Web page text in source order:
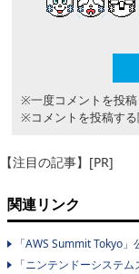
※一度コメントを投
※コメントを投稿する
【注目の記事】[PR]
関連リンク
「AWS Summit Tokyo」
「ニンテンドーシステ